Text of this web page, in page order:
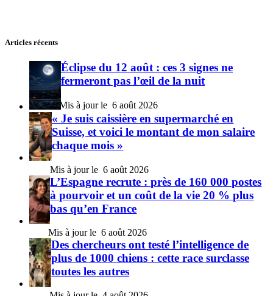
Articles récents
Éclipse du 12 août : ces 3 signes ne
fermeront pas l’œil de la nuit
6 août 2026
« Je suis caissière en supermarché en
Suisse, et voici le montant de mon salaire
chaque mois »
6 août 2026
L’Espagne recrute : près de 160 000 postes
à pourvoir et un coût de la vie 20 % plus
bas qu’en France
6 août 2026
Des chercheurs ont testé l’intelligence de
plus de 1000 chiens : cette race surclasse
toutes les autres